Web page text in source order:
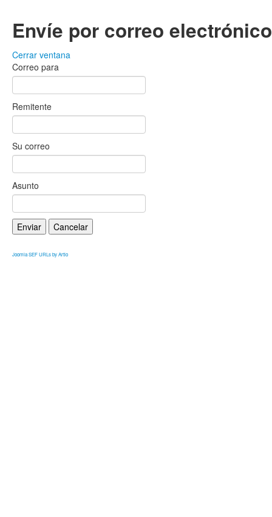
Envíe por correo
Cerrar ventana
Correo para
Remitente
Su correo
Asunto
Enviar Cancelar
Joomla SEF URLs by Artio